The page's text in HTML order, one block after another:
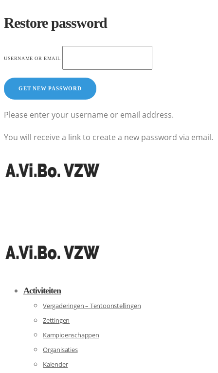
Restore password
USERNAME OR EMAIL
Please enter your username or email address.
You will receive a link to create a new password via email.
Activiteiten
Vergaderingen – Tentoonstellingen
Zettingen
Kampioenschappen
Organisaties
Kalender